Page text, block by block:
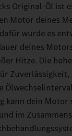
Original‑Öl ist
Motor deines
wurde es
deines
Hitze. Die
Zuverlässigkeit,
kann dein Motor
im